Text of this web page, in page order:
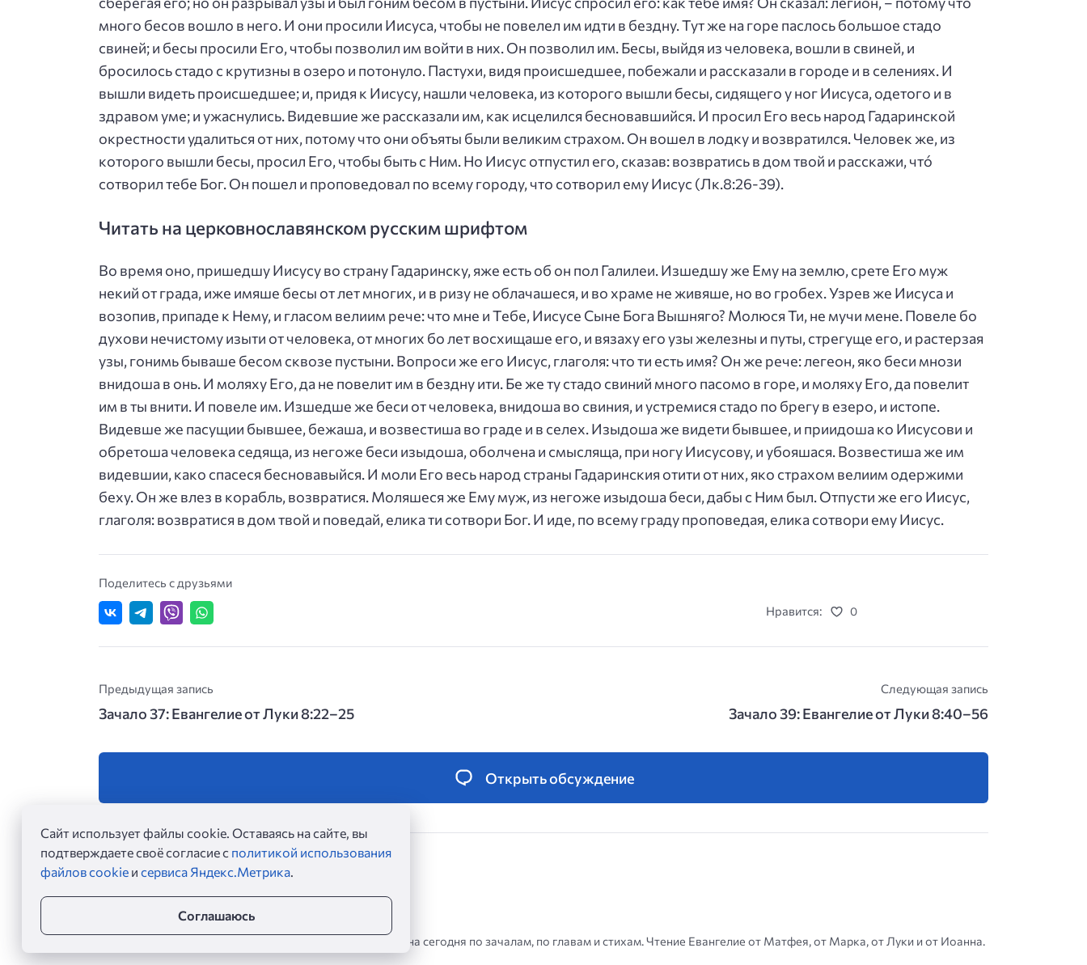
много бесов вошло в него. И они просили Иисуса, чтобы не повелел им идти в бездну. Тут же на горе паслось большое стадо
свиней; и бесы просили Его, чтобы позволил им войти в них. Он позволил им. Бесы, выйдя из человека, вошли в свиней, и
бросилось стадо с крутизны в озеро и потонуло. Пастухи, видя происшедшее, побежали и рассказали в городе и в селениях. И
вышли видеть происшедшее; и, придя к Иисусу, нашли человека, из которого вышли бесы, сидящего у ног Иисуса, одетого и в
здравом уме; и ужаснулись. Видевшие же рассказали им, как исцелился бесновавшийся. И просил Его весь народ Гадаринской
окрестности удалиться от них, потому что они объяты были великим страхом. Он вошел в лодку и возвратился. Человек же, из
которого вышли бесы, просил Его, чтобы быть с Ним. Но Иисус отпустил его, сказав: возвратись в дом твой и расскажи, что́
сотворил тебе Бог. Он пошел и проповедовал по всему городу, что сотворил ему Иисус (Лк.8:26-39).
Читать на церковнославянском русским шрифтом
Во время оно, пришедшу Иисусу во страну Гадаринску, яже есть об он пол Галилеи. Изшедшу же Ему на землю, срете Его муж
некий от града, иже имяше бесы от лет многих, и в ризу не облачашеся, и во храме не живяше, но во гробех. Узрев же Иисуса и
возопив, припаде к Нему, и гласом велиим рече: что мне и Тебе, Иисусе Сыне Бога Вышняго? Молюся Ти, не мучи мене. Повеле бо
духови нечистому изыти от человека, от многих бо лет восхищаше его, и вязаху его узы железны и путы, стрегуще его, и растерзая
узы, гонимь бываше бесом сквозе пустыни. Вопроси же его Иисус, глаголя: что ти есть имя? Он же рече: легеон, яко беси мнози
внидоша в онь. И моляху Его, да не повелит им в бездну ити. Бе же ту стадо свиний много пасомо в горе, и моляху Его, да повелит
им в ты внити. И повеле им. Изшедше же беси от человека, внидоша во свиния, и устремися стадо по брегу в езеро, и истопе.
Видевше же пасущии бывшее, бежаша, и возвестиша во граде и в селех. Изыдоша же видети бывшее, и приидоша ко Иисусови и
обретоша человека седяща, из негоже беси изыдоша, оболчена и смысляща, при ногу Иисусову, и убояшася. Возвестиша же им
видевшии, како спасеся бесновавыйся. И моли Его весь народ страны Гадаринския отити от них, яко страхом велиим одержими
беху. Он же влез в корабль, возвратися. Моляшеся же Ему муж, из негоже изыдоша беси, дабы с Ним был. Отпусти же его Иисус,
глаголя: возвратися в дом твой и поведай, елика ти сотвори Бог. И иде, по всему граду проповедая, елика сотвори ему Иисус.
Поделитесь с друзьями
Нравится:
0
Предыдущая запись
Зачало 37: Евангелие от Луки 8:22–25
Следующая запись
Зачало 39: Евангелие от Луки 8:40–56
Открыть обсуждение
Евангелие дня ©2026
Евангельские чтения на каждый день. Читать Еваглелие на сегодня по зачалам, по главам и стихам. Чтение Евангелие от Матфея, от Марка, от Луки и от Иоанна.
Сайт использует файлы cookie. Оставаясь на сайте, вы
подтверждаете своё согласие с политикой использования
файлов cookieи сервиса Яндекс.Метрика.
Соглашаюсь